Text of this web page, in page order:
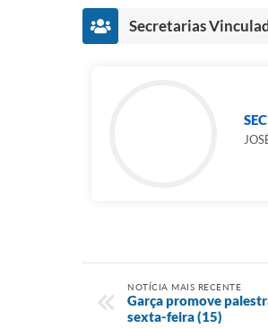
Secretarias
NOTÍCIA MAIS RECENTE
Garça promove
sexta-feira (15)